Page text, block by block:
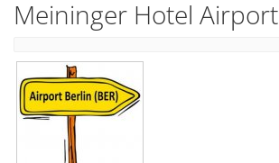
Meininger Hotel Airport